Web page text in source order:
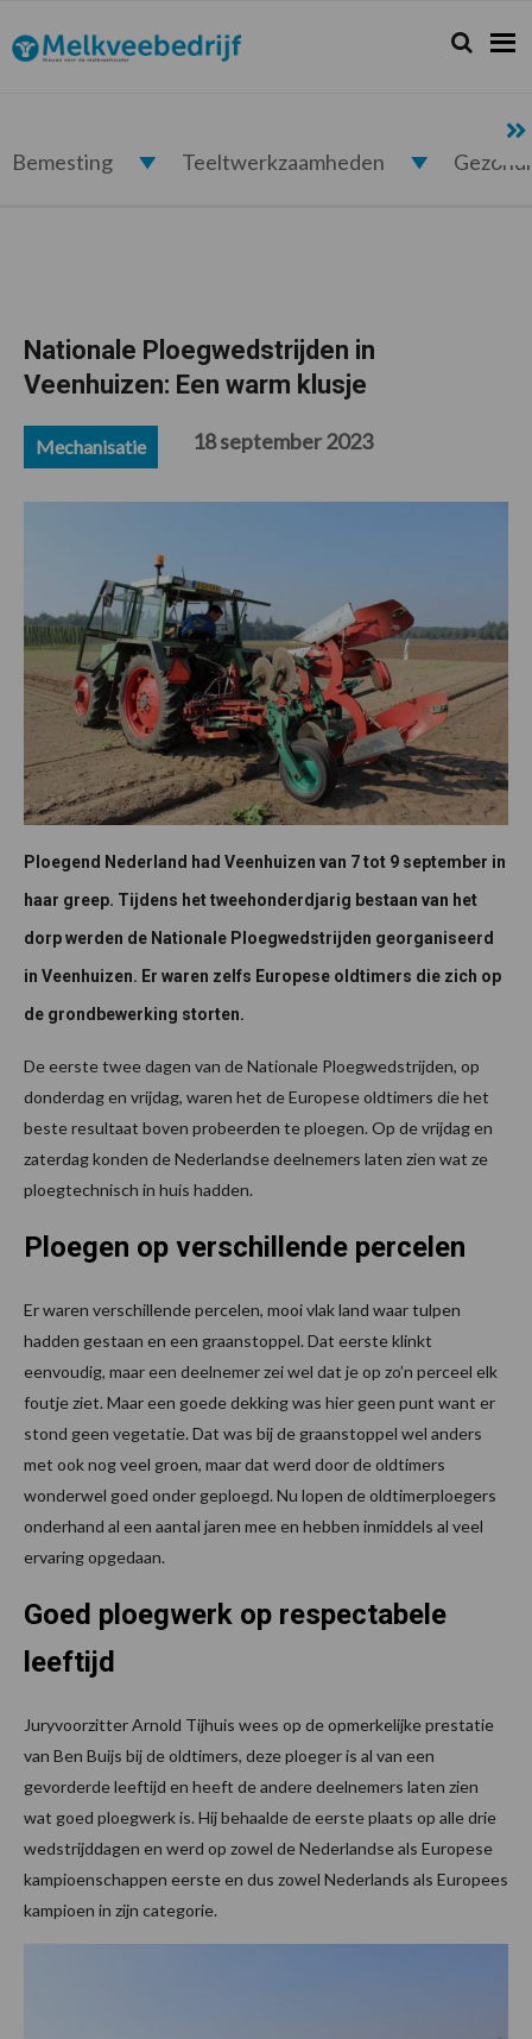
de
hoofdnavigatie
de
hoofd
de
eerste
de
voettekst
Melkveebedrijf.nl Zoeken...
Zoek
Bemesting Teeltwerkzaamheden
Nationale Ploegwedstrijden in
Veenhuizen: Een warm klusje
Mechanisatie 18 september 2023
Ploegend Nederland had Veenhuizen van 7 tot 9 september in
haar greep. Tijdens het tweehonderdjarig bestaan van het
dorp werden de Nationale Ploegwedstrijden georganiseerd
in Veenhuizen. Er waren zelfs Europese oldtimers die zich op
de grondbewerking storten.
De eerste twee dagen van de Nationale Ploegwedstrijden, op
donderdag en vrijdag, waren het de Europese oldtimers die het
beste resultaat boven probeerden te ploegen. Op de vrijdag en
zaterdag konden de Nederlandse deelnemers laten zien wat ze
ploegtechnisch in huis hadden.
Ploegen op verschillende percelen
Er waren verschillende percelen, mooi vlak land waar tulpen
hadden gestaan en een graanstoppel. Dat eerste klinkt
eenvoudig, maar een deelnemer zei wel dat je op zo’n perceel elk
foutje ziet. Maar een goede dekking was hier geen punt want er
stond geen vegetatie. Dat was bij de graanstoppel wel anders
met ook nog veel groen, maar dat werd door de oldtimers
wonderwel goed onder geploegd. Nu lopen de oldtimerploegers
onderhand al een aantal jaren mee en hebben inmiddels al veel
ervaring opgedaan.
Goed ploegwerk op respectabele
leeftijd
Juryvoorzitter Arnold Tijhuis wees op de opmerkelijke prestatie
van Ben Buijs bij de oldtimers, deze ploeger is al van een
gevorderde leeftijd en heeft de andere deelnemers laten zien
wat goed ploegwerk is. Hij behaalde de eerste plaats op alle drie
wedstrijddagen en werd op zowel de Nederlandse als Europese
kampioenschappen eerste en dus zowel Nederlands als Europees
kampioen in zijn categorie.